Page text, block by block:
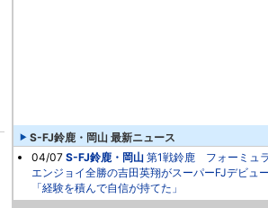
S-FJ鈴鹿・岡山 最新ニュース
04/07 S-FJ鈴鹿・岡山 第1戦鈴鹿 フォーミュラ
エンジョイ全勝の吉田英翔がスーパーFJデビュー
「経験を積んで自信が持てた」